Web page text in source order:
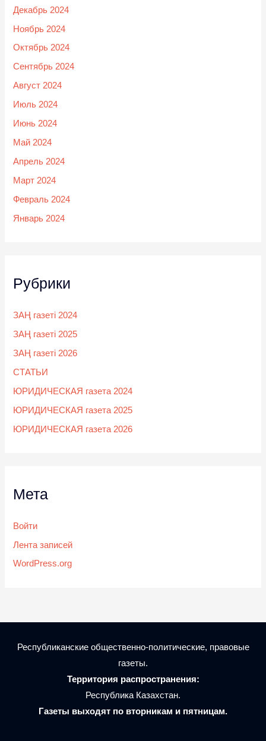
Декабрь 2024
Ноябрь 2024
Октябрь 2024
Сентябрь 2024
Август 2024
Июль 2024
Июнь 2024
Май 2024
Апрель 2024
Март 2024
Февраль 2024
Январь 2024
Рубрики
ЗАҢ газеті 2024
ЗАҢ газеті 2025
ЗАҢ газеті 2026
СТАТЬИ
ЮРИДИЧЕСКАЯ газета 2024
ЮРИДИЧЕСКАЯ газета 2025
ЮРИДИЧЕСКАЯ газета 2026
Мета
Войти
Лента записей
WordPress.org
Республиканские общественно-политические, правовые
газеты.
Территория распространения:
Республика Казахстан.
Газеты выходят по вторникам и пятницам.